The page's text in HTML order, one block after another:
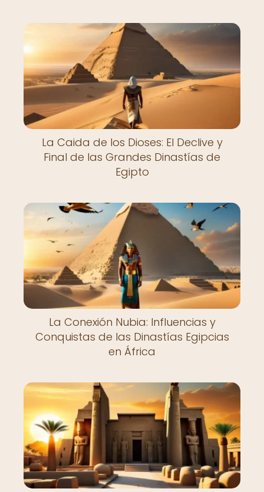
La Caida de los Dioses: El Declive y
Final de las Grandes Dinastías de
Egipto
La Conexión Nubia: Influencias y
Conquistas de las Dinastías Egipcias
en África